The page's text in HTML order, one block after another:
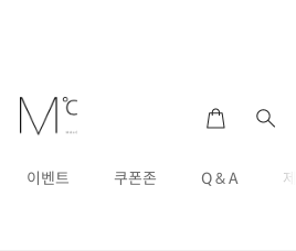
이벤트 쿠폰존 Q & A